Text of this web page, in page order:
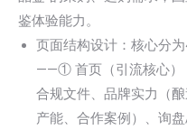
鉴体验能力。
页面结构设计：核心分
——① 首页（引流核心）
合规文件、品牌实力（
产能、合作案例）、询